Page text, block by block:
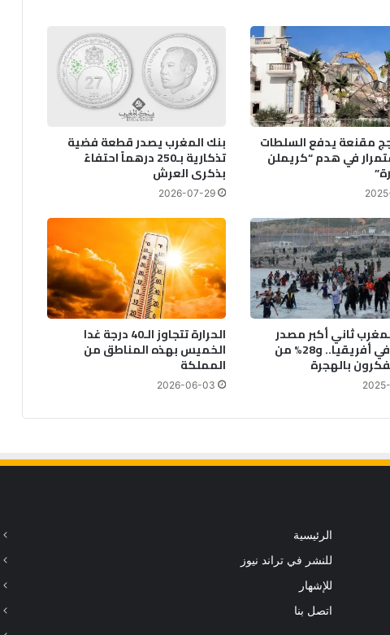
مقنعة يدفع السلطات
في هدم “كريملن
بنك المغرب يصدر قطعة فضية
تذكارية بـ250 درهماً احتفاءً
بذكرى العرش
2026-07-29
ثاني أكبر مصدر
للهجرة في أفريقيا.. و28% من
بالهجرة
الحرارة تتجاوز الـ40 درجة غدا
الخميس بهذه المناطق من
المملكة
2026-06-03
الرئيسية
للنشر في تراند نيوز
للإشهار
اتصل بنا